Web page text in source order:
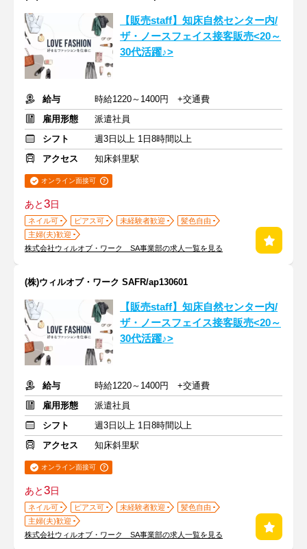
【販売staff】知床自然センター内/
ザ・ノースフェイス接客販売<20～
30代活躍♪>
給与
時給1220～1400円 +交通費
雇用形態
派遣社員
シフト
週3日以上 1日8時間以上
アクセス
知床斜里駅
オンライン面接可
あと3日
ネイル可 ピアス可 未経験者歓迎
髪色自由
主婦(夫)歓迎
株式会社ウィルオブ・ワーク SA事業部の求人一覧を見る
(株)ウィルオブ・ワーク SAFR/ap130601
【販売staff】知床自然センター内/
ザ・ノースフェイス接客販売<20～
30代活躍♪>
給与
時給1220～1400円 +交通費
雇用形態
派遣社員
シフト
週3日以上 1日8時間以上
アクセス
知床斜里駅
オンライン面接可
あと3日
ネイル可 ピアス可 未経験者歓迎
髪色自由
主婦(夫)歓迎
株式会社ウィルオブ・ワーク SA事業部の求人一覧を見る